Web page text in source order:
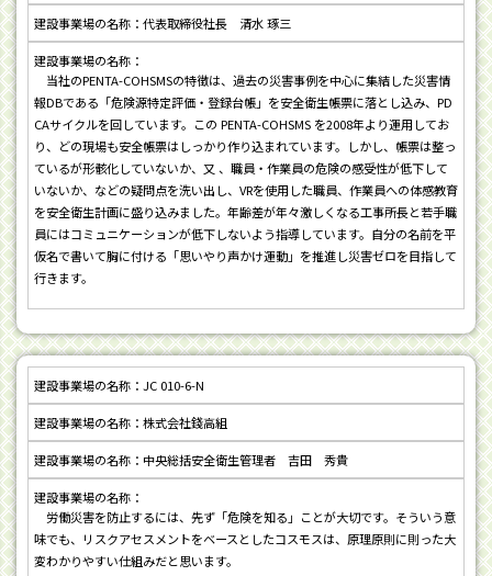
代表取締役社長 清水 琢三
当社のPENTA-COHSMSの特徴は、過去の災害事例を中心に集結した災害情
報DBである「危険源特定評価・登録台帳」を安全衛生帳票に落とし込み、PD
CAサイクルを回しています。この PENTA-COHSMS を2008年より運用してお
り、どの現場も安全帳票はしっかり作り込まれています。しかし、帳票は整っ
ているが形骸化していないか、又 、職員・作業員の危険の感受性が低下して
いないか、などの疑問点を洗い出し、VRを使用した職員、作業員への体感教育
を安全衛生計画に盛り込みました。年齢差が年々激しくなる工事所長と若手職
員にはコミュニケーションが低下しないよう指導しています。自分の名前を平
仮名で書いて胸に付ける「思いやり声かけ運動」を推進し災害ゼロを目指して
行きます。
JC 010-6-N
株式会社錢高組
中央総括安全衛生管理者 吉田 秀貴
労働災害を防止するには、先ず「危険を知る」ことが大切です。そういう意
味でも、リスクアセスメントをベースとしたコスモスは、原理原則に則った大
変わかりやすい仕組みだと思います。